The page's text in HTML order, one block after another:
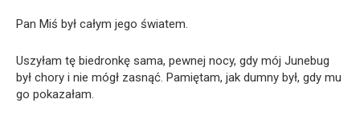
Pan Miś był całym jego światem.
Uszyłam tę biedronkę sama, pewnej nocy, gdy mój Junebug
był chory i nie mógł zasnąć. Pamiętam, jak dumny był, gdy mu
go pokazałam.